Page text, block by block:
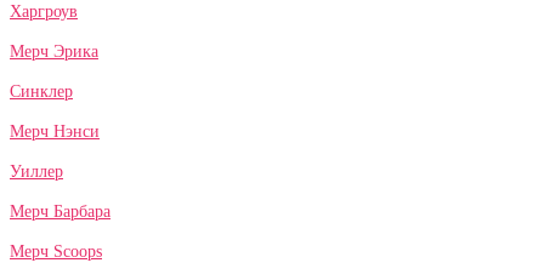
Харгроув
Мерч Эрика
Синклер
Мерч Нэнси
Уиллер
Мерч Барбара
Мерч Scoops